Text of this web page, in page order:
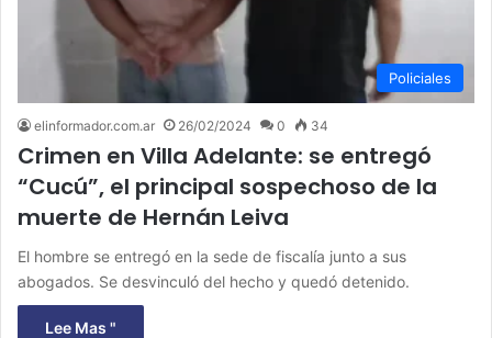
Policiales
elinformador.com.ar 26/02/2024 0 34
Crimen en Villa Adelante: se entregó
“Cucú”, el principal sospechoso de la
muerte de Hernán Leiva
El hombre se entregó en la sede de fiscalía junto a sus
abogados. Se desvinculó del hecho y quedó detenido.
Lee Mas "